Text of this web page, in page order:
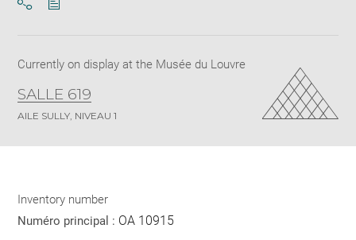
Currently on display at the Musée du Louvre
SALLE 619
AILE SULLY, NIVEAU 1
Inventory number
Numéro principal : OA 10915